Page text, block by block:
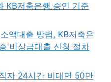
KB저축은행 승인 기준
액대출 방법, KB저축은
비상금대출 신청 절차
자 24시간 비대면 50만